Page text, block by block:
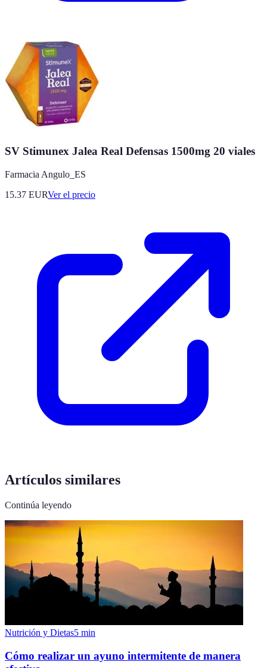
SV Stimunex Jalea Real Defensas 1500mg 20 viales
Farmacia Angulo_ES
15.37 EURVer el precio
Artículos similares
Continúa leyendo
Nutrición y Dietas5 min
Cómo realizar un ayuno intermitente de manera